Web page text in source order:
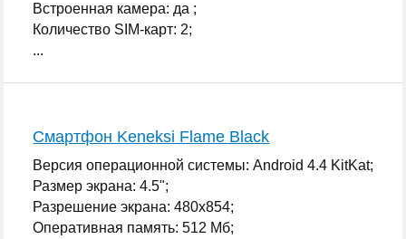
Встроенная камера: да ;
Количество SIM-карт: 2;
...
Смартфон Keneksi Flame Black
Версия операционной системы: Android 4.4 KitKat;
Размер экрана: 4.5";
Разрешение экрана: 480x854;
Оперативная память: 512 Мб;